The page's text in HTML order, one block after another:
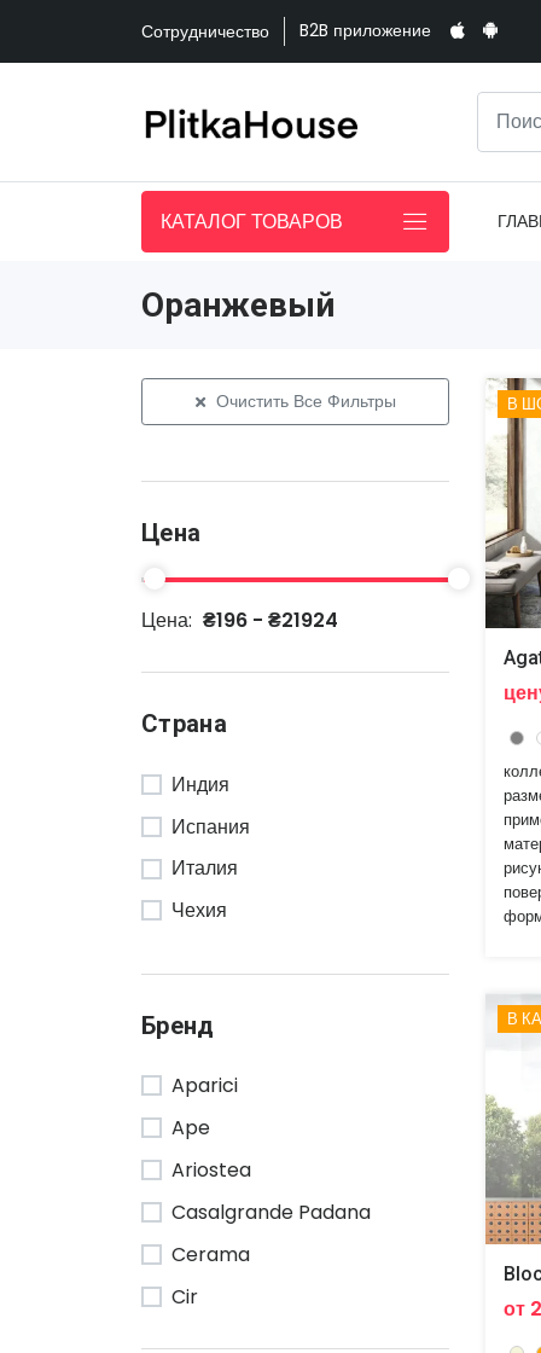
Сотрудничество B2B приложение
КАТАЛОГ ТОВАРОВ
Оранжевый
Очистить Все Фильтры
Цена
Цена: ₴196 - ₴21924
Страна
Индия
Испания
Италия
Чехия
Бренд
Aparici
Ape
Ariostea
Casalgrande Padana
Cerama
Cir
В
В
от